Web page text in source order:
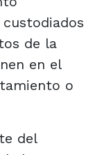
de la
en el
o
del